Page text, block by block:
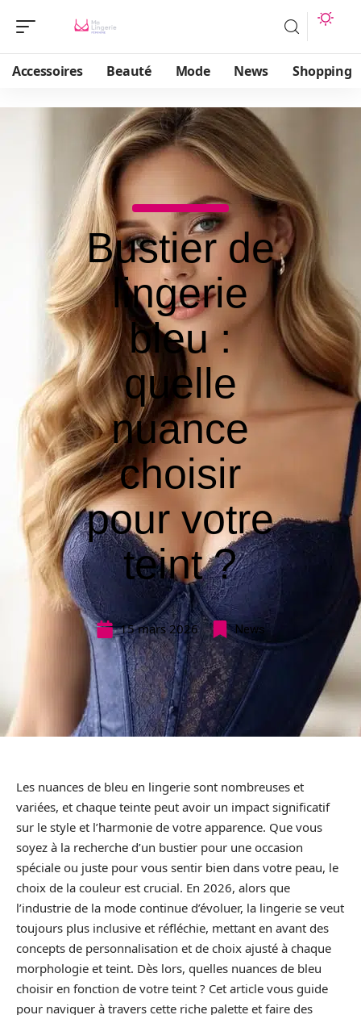
Accessoires Beauté Mode News Shopping
Bustier de
lingerie
bleu :
quelle
nuance
choisir
pour votre
teint ?
15 mars 2026 News
Les nuances de bleu en lingerie sont nombreuses et
variées, et chaque teinte peut avoir un impact significatif
sur le style et l’harmonie de votre apparence. Que vous
soyez à la recherche d’un bustier pour une occasion
spéciale ou juste pour vous sentir bien dans votre peau, le
choix de la couleur est crucial. En 2026, alors que
l’industrie de la mode continue d’évoluer, la lingerie se veut
toujours plus inclusive et réfléchie, mettant en avant des
concepts de personnalisation et de choix ajusté à chaque
morphologie et teint. Dès lors, quelles nuances de bleu
choisir en fonction de votre teint ? Cet article vous guide
pour naviguer à travers cette riche palette et faire des